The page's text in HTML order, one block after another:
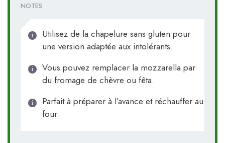
NOTES
Utilisez de la chapelure sans gluten pour
une version adaptée aux intolérants.
Vous pouvez remplacer la mozzarella par
du fromage de chèvre ou fêta.
Parfait à préparer à l’avance et réchauffer au
four.